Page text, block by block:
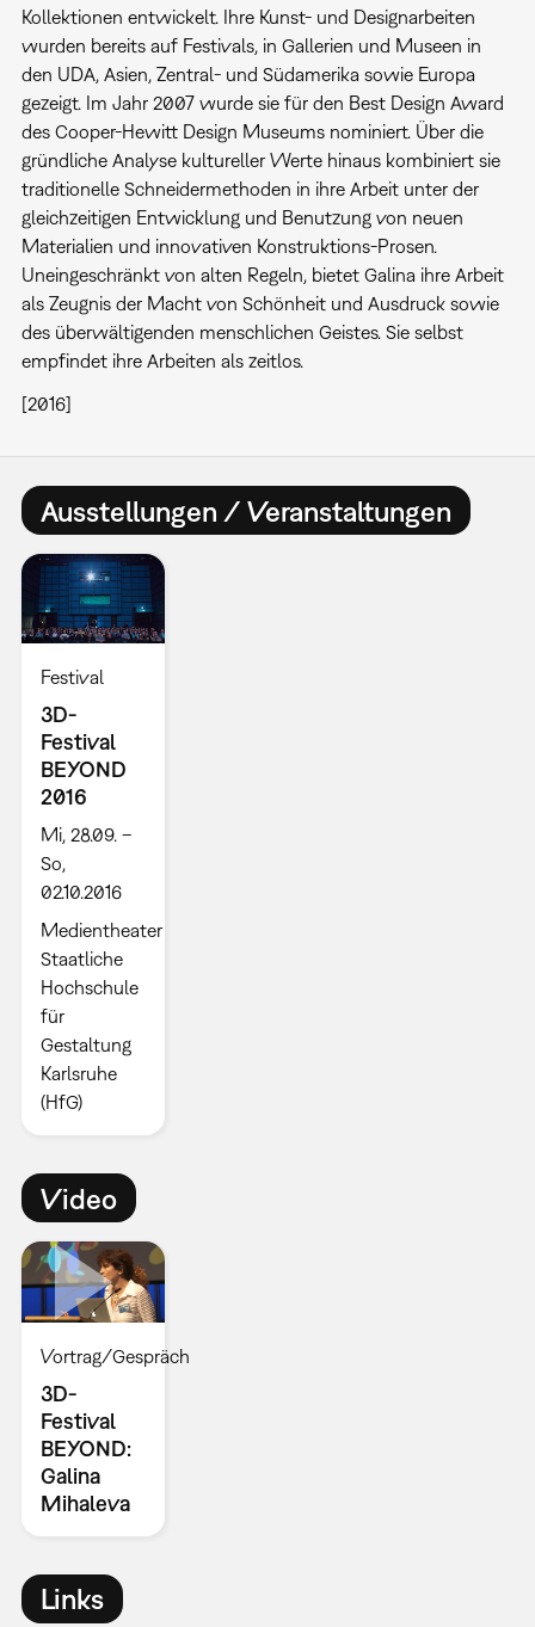
Kollektionen entwickelt. Ihre Kunst- und Designarbeiten
wurden bereits auf Festivals, in Gallerien und Museen in
den UDA, Asien, Zentral- und Südamerika sowie Europa
gezeigt. Im Jahr 2007 wurde sie für den Best Design Award
des Cooper-Hewitt Design Museums nominiert. Über die
gründliche Analyse kultureller Werte hinaus kombiniert sie
traditionelle Schneidermethoden in ihre Arbeit unter der
gleichzeitigen Entwicklung und Benutzung von neuen
Materialien und innovativen Konstruktions-Prosen.
Uneingeschränkt von alten Regeln, bietet Galina ihre Arbeit
als Zeugnis der Macht von Schönheit und Ausdruck sowie
des überwältigenden menschlichen Geistes. Sie selbst
empfindet ihre Arbeiten als zeitlos.
[2016]
Ausstellungen / Veranstaltungen
Festival
3D-
Festival
BEYOND
2016
Mi, 28.09. –
So,
02.10.2016
Medientheater
Staatliche
Hochschule
für
Gestaltung
Karlsruhe
(HfG)
Video
Vortrag/Gespräch
3D-
Festival
BEYOND:
Galina
Mihaleva
Links